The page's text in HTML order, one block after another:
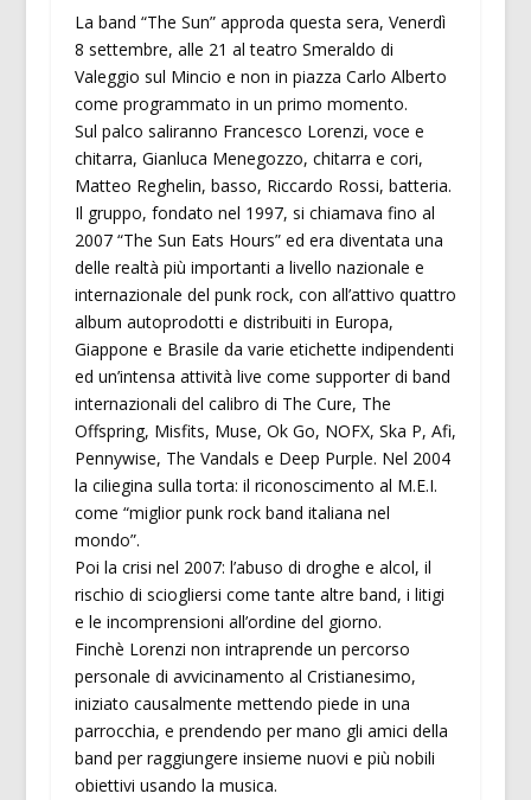
La band “The Sun” approda questa sera, Venerdì
8 settembre, alle 21 al teatro Smeraldo di
Valeggio sul Mincio e non in piazza Carlo Alberto
come programmato in un primo momento.
Sul palco saliranno Francesco Lorenzi, voce e
chitarra, Gianluca Menegozzo, chitarra e cori,
Matteo Reghelin, basso, Riccardo Rossi, batteria.
Il gruppo, fondato nel 1997, si chiamava fino al
2007 “The Sun Eats Hours” ed era diventata una
delle realtà più importanti a livello nazionale e
internazionale del punk rock, con all’attivo quattro
album autoprodotti e distribuiti in Europa,
Giappone e Brasile da varie etichette indipendenti
ed un’intensa attività live come supporter di band
internazionali del calibro di The Cure, The
Offspring, Misfits, Muse, Ok Go, NOFX, Ska P, Afi,
Pennywise, The Vandals e Deep Purple. Nel 2004
la ciliegina sulla torta: il riconoscimento al M.E.I.
come “miglior punk rock band italiana nel
mondo”.
Poi la crisi nel 2007: l’abuso di droghe e alcol, il
rischio di sciogliersi come tante altre band, i litigi
e le incomprensioni all’ordine del giorno.
Finchè Lorenzi non intraprende un percorso
personale di avvicinamento al Cristianesimo,
iniziato causalmente mettendo piede in una
parrocchia, e prendendo per mano gli amici della
band per raggiungere insieme nuovi e più nobili
obiettivi usando la musica.